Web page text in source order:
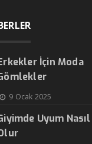
İçin Moda
9 Ocak 2025
Uyum Nasıl